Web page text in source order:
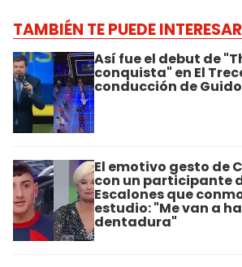
TAMBIÉN TE PUEDE INTERESAR
Así fue el debut de
conquista" en El
conducción de
El emotivo gesto de
con un participante
Escalones que
estudio: "Me van a
dentadura"